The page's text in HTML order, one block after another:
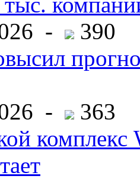
-
390
-
363
комплекс